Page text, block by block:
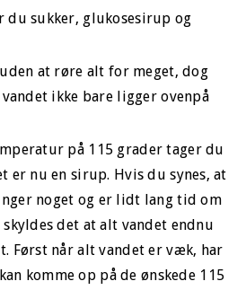
du sukker, glukosesirup og
at røre alt for meget, dog
ikke bare ligger ovenpå
på 115 grader tager du
er nu en sirup. Hvis du synes, at
noget og er lidt lang tid om
det at alt vandet endnu
Først når alt vandet er væk, har
komme op på de ønskede 115